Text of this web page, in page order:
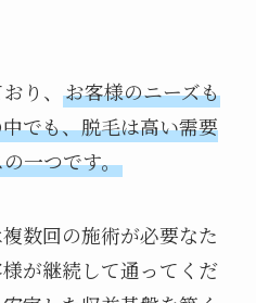
り、 お客様のニーズも
でも、脱毛は高い需要
一つです。
数回の施術が必要なた
が継続して通ってくだ